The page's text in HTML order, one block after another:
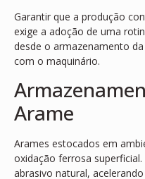
Garantir que a produção
exige a adoção de uma
desde o armazenamento
com o maquinário.
Arame
Arames estocados em
oxidação ferrosa
abrasivo natural,